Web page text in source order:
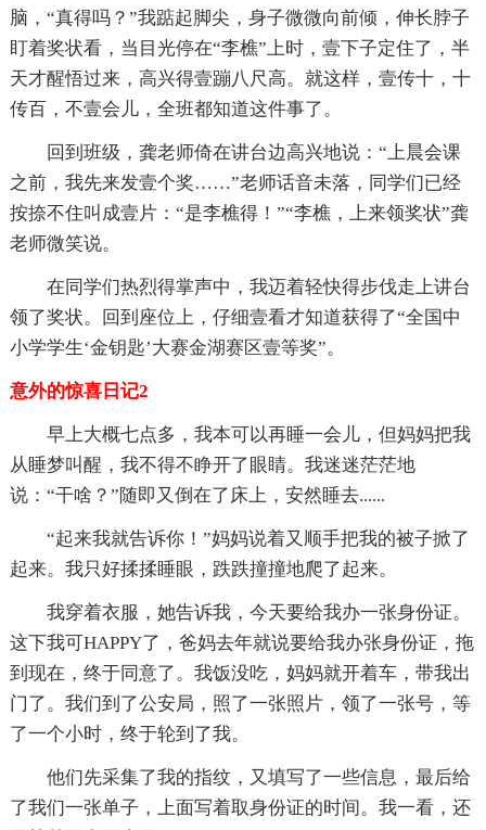
脑，“真得吗？”我踮起脚尖，身子微微向前倾，伸长脖子
盯着奖状看，当目光停在“李樵”上时，壹下子定住了，半
天才醒悟过来，高兴得壹蹦八尺高。就这样，壹传十，十
传百，不壹会儿，全班都知道这件事了。
回到班级，龚老师倚在讲台边高兴地说：“上晨会课
之前，我先来发壹个奖……”老师话音未落，同学们已经
按捺不住叫成壹片：“是李樵得！”“李樵，上来领奖状”龚
老师微笑说。
在同学们热烈得掌声中，我迈着轻快得步伐走上讲台
领了奖状。回到座位上，仔细壹看才知道获得了“全国中
小学学生‘金钥匙’大赛金湖赛区壹等奖”。
意外的惊喜日记2
早上大概七点多，我本可以再睡一会儿，但妈妈把我
从睡梦叫醒，我不得不睁开了眼睛。我迷迷茫茫地
说：“干啥？”随即又倒在了床上，安然睡去......
“起来我就告诉你！”妈妈说着又顺手把我的被子掀了
起来。我只好揉揉睡眼，跌跌撞撞地爬了起来。
我穿着衣服，她告诉我，今天要给我办一张身份证。
这下我可HAPPY了，爸妈去年就说要给我办张身份证，拖
到现在，终于同意了。我饭没吃，妈妈就开着车，带我出
门了。我们到了公安局，照了一张照片，领了一张号，等
了一个小时，终于轮到了我。
他们先采集了我的指纹，又填写了一些信息，最后给
了我们一张单子，上面写着取身份证的时间。我一看，还